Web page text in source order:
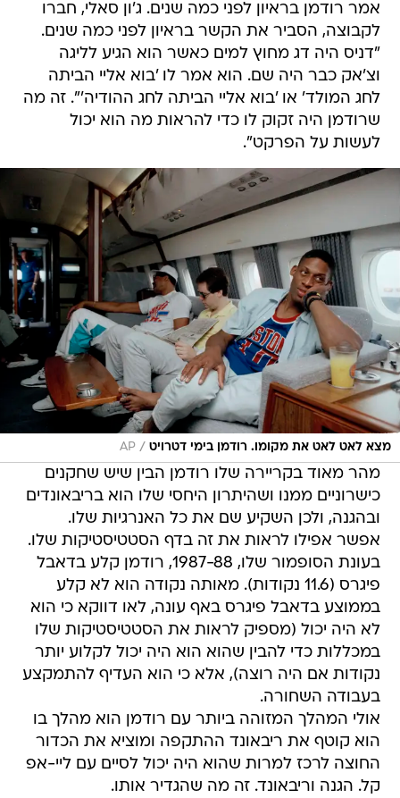
אמר רודמן בראיון לפני כמה שנים. ג'ון סאלי, חברו
לקבוצה, הסביר את הקשר בראיון לפני כמה שנים.
"דניס היה דג מחוץ למים כאשר הוא הגיע לליגה
וצ'אק כבר היה שם. הוא אמר לו 'בוא אליי הביתה
לחג המולד' או 'בוא אליי הביתה לחג ההודיה'". זה מה
שרודמן היה זקוק לו כדי להראות מה הוא יכול
לעשות על הפרקט".
מצא לאט לאט את מקומו. רודמן בימי דטרויט /
AP
מהר מאוד בקריירה שלו רודמן הבין שיש שחקנים
כישרוניים ממנו ושהיתרון היחסי שלו הוא בריבאונדים
ובהגנה, ולכן השקיע שם את כל האנרגיות שלו.
אפשר אפילו לראות את זה בדף הסטטיסטיקות שלו.
בעונת הסופמור שלו, 1987-88, רודמן קלע בדאבל
פיגרס (11.6 נקודות). מאותה נקודה הוא לא קלע
בממוצע בדאבל פיגרס באף עונה, לאו דווקא כי הוא
לא היה יכול (מספיק לראות את הסטטיסטיקות שלו
במכללות כדי להבין שהוא הוא היה יכול לקלוע יותר
נקודות אם היה רוצה), אלא כי הוא העדיף להתמקצע
בעבודה השחורה.
אולי המהלך המזוהה ביותר עם רודמן הוא מהלך בו
הוא קוטף את ריבאונד ההתקפה ומוציא את הכדור
החוצה לרכז למרות שהוא היה יכול לסיים עם ליי-אפ
קל. הגנה וריבאונד. זה מה שהגדיר אותו.